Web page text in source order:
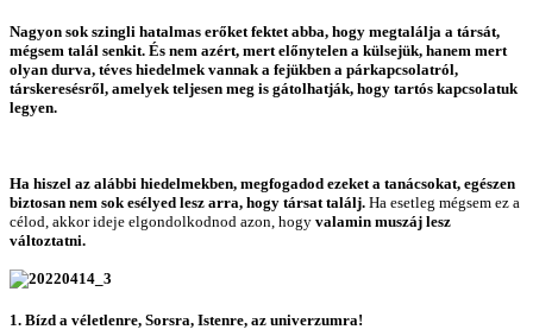
Nagyon sok szingli hatalmas erőket fektet abba, hogy megtalálja a társát,
mégsem talál senkit. És nem azért, mert előnytelen a külsejük, hanem mert
olyan durva, téves hiedelmek vannak a fejükben a párkapcsolatról,
társkeresésről, amelyek teljesen meg is gátolhatják, hogy tartós kapcsolatuk
legyen.
Ha hiszel az alábbi hiedelmekben, megfogadod ezeket a tanácsokat, egészen
biztosan nem sok esélyed lesz arra, hogy társat találj. Ha esetleg mégsem ez a
célod, akkor ideje elgondolkodnod azon, hogy valamin muszáj lesz
változtatni.
1. Bízd a véletlenre, Sorsra, Istenre, az univerzumra!